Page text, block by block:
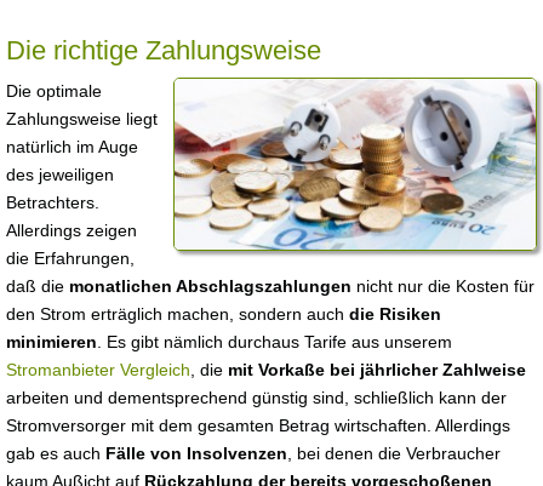
Die richtige Zahlungsweise
Die optimale
Zahlungsweise liegt
natürlich im Auge
des jeweiligen
Betrachters.
Allerdings zeigen
die Erfahrungen,
daß die monatlichen Abschlagszahlungen nicht nur die Kosten für
den Strom erträglich machen, sondern auch die Risiken
minimieren . Es gibt nämlich durchaus Tarife aus unserem
Stromanbieter Vergleich , die mit Vorkaße bei jährlicher Zahlweise
arbeiten und dementsprechend günstig sind, schließlich kann der
Stromversorger mit dem gesamten Betrag wirtschaften. Allerdings
gab es auch Fälle von Insolvenzen , bei denen die Verbraucher
kaum Außicht auf Rückzahlung der bereits vorgeschoßenen